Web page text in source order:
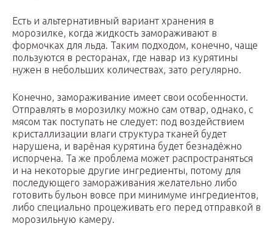
Есть и альтернативный вариант хранения в
морозилке, когда жидкость замораживают в
формочках для льда. Таким подходом, конечно, чаще
пользуются в ресторанах, где навар из курятины
нужен в небольших количествах, зато регулярно.
Конечно, замораживание имеет свои особенности.
Отправлять в морозилку можно сам отвар, однако, с
мясом так поступать не следует: под воздействием
кристаллизации влаги структура тканей будет
нарушена, и варёная курятина будет безнадёжно
испорчена. Та же проблема может распространяться
и на некоторые другие ингредиенты, потому для
последующего замораживания желательно либо
готовить бульон вовсе при минимуме ингредиентов,
либо специально процеживать его перед отправкой в
морозильную камеру.